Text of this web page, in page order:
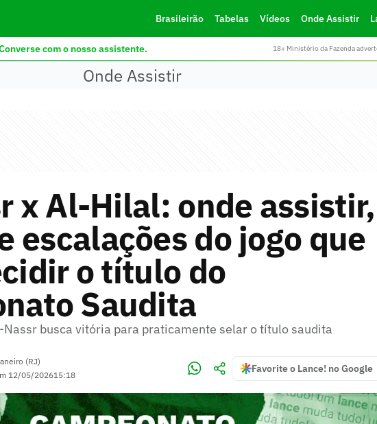
Brasileirão Tabelas Vídeos Onde Assistir
com o nosso assistente. 18+ Ministério da Fazenda
Onde Assistir
x Al-Hilal: onde assistir,
escalações do jogo que
o título do
Saudita
busca vitória para praticamente selar o título saudita
(RJ)
12/05/202615:18
Favorite o Lance! no Google